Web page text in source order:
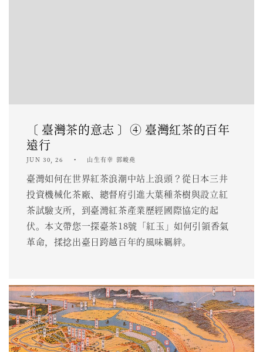
〔 臺灣茶的意志 〕④ 臺灣紅茶的百年
遠行
JUN 30, 26 山生有幸 郭峻堯
臺灣如何在世界紅茶浪潮中站上浪頭？從日本三井
投資機械化茶廠、總督府引進大葉種茶樹與設立紅
茶試驗支所，到臺灣紅茶產業歷經國際協定的起
伏。本文帶您一探臺茶18號「紅玉」如何引領香氣
革命，揉捻出臺日跨越百年的風味羈絆。